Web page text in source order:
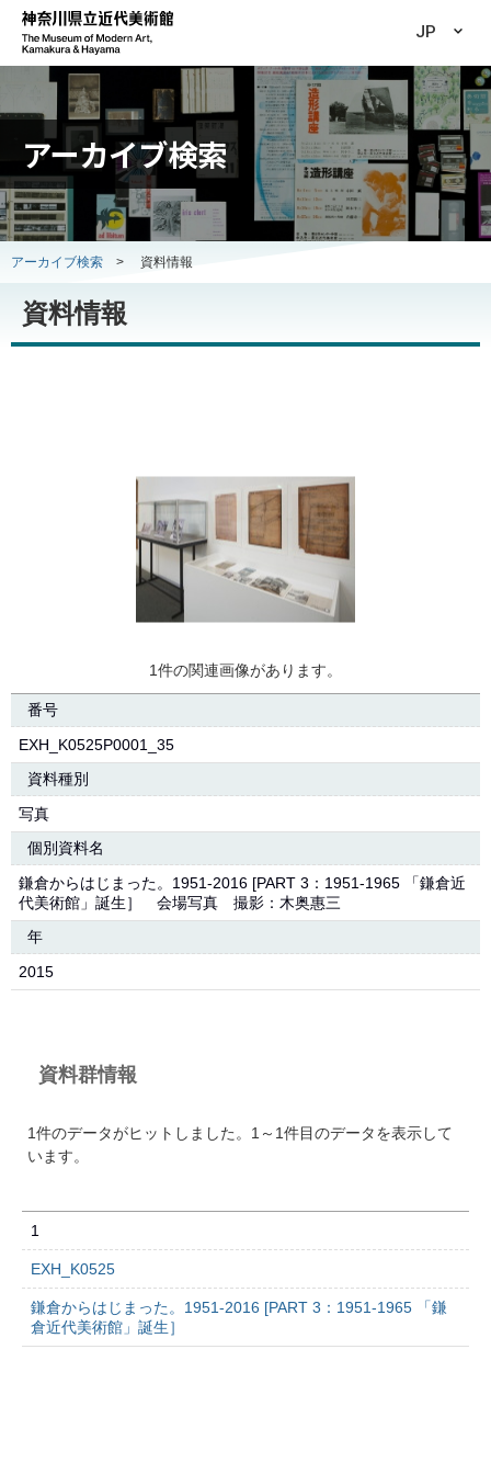
JP
アーカイブ検索
アーカイブ検索 > 資料情報
資料情報
1件の関連画像があります。
番号
EXH_K0525P0001_35
資料種別
写真
個別資料名
鎌倉からはじまった。1951-2016 [PART 3：1951-1965 「鎌倉近
代美術館」誕生］ 会場写真 撮影：木奥惠三
年
2015
資料群情報
1件のデータがヒットしました。1～1件目のデータを表示して
います。
1
EXH_K0525
鎌倉からはじまった。1951-2016 [PART 3：1951-1965 「鎌
倉近代美術館」誕生］